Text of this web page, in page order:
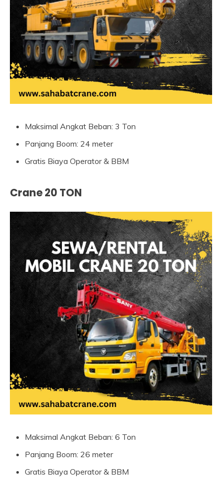
Maksimal Angkat Beban: 3 Ton
Panjang Boom: 24 meter
Gratis Biaya Operator & BBM
Crane 20 TON
Maksimal Angkat Beban: 6 Ton
Panjang Boom: 26 meter
Gratis Biaya Operator & BBM